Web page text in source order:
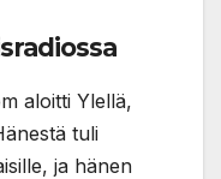
aloitti Ylellä,
tuli
ja hänen